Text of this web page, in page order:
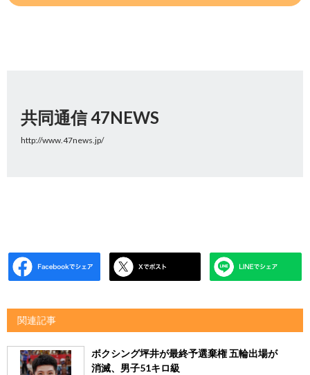
共同通信 47NEWS
http://www.47news.jp/
関連記事
ボクシング坪井が最終予選棄権 五輪出場が
消滅、男子51キロ級